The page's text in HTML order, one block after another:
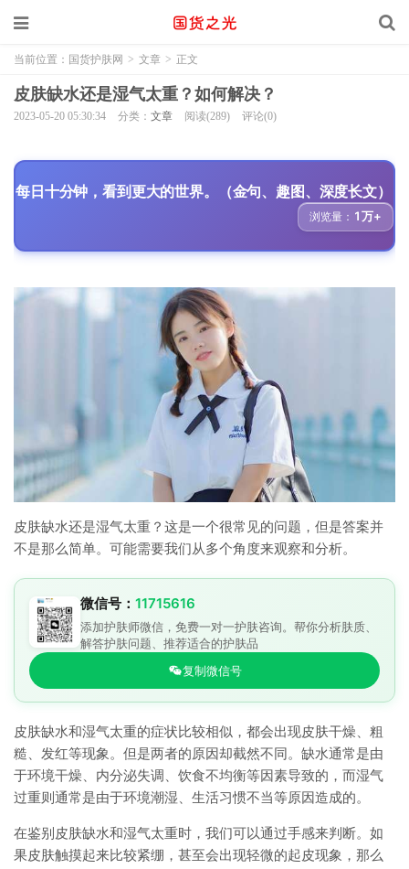
当前位置： 国货护肤网 > 文章 > 正文
皮肤缺水还是湿气太重？如何解决？
2023-05-20 05:30:34 分类： 文章 阅读(289) 评论(0)
每日十分钟，看到更大的世界。（金句、趣图、深度长文）
浏览量： 1万+
皮肤缺水还是湿气太重？这是一个很常见的问题，但是答案并
不是那么简单。可能需要我们从多个角度来观察和分析。
微信号： 11715616
添加护肤师微信，免费一对一护肤咨询。帮你分析肤质、
解答护肤问题、推荐适合的护肤品
复制微信号
皮肤缺水和湿气太重的症状比较相似，都会出现皮肤干燥、粗
糙、发红等现象。但是两者的原因却截然不同。缺水通常是由
于环境干燥、内分泌失调、饮食不均衡等因素导致的，而湿气
过重则通常是由于环境潮湿、生活习惯不当等原因造成的。
在鉴别皮肤缺水和湿气太重时，我们可以通过手感来判断。如
果皮肤触摸起来比较紧绷，甚至会出现轻微的起皮现象，那么